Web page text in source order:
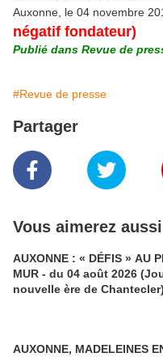
Auxonne, le 04 novembre
négatif fondateur)
Publié dans Revue de
#Revue de presse
Partager
Vous aimerez aussi
AUXONNE : « DÉFIS » AU
MUR - du 04 août 2026
nouvelle ère de Chantecler)
AUXONNE, MADELEINES